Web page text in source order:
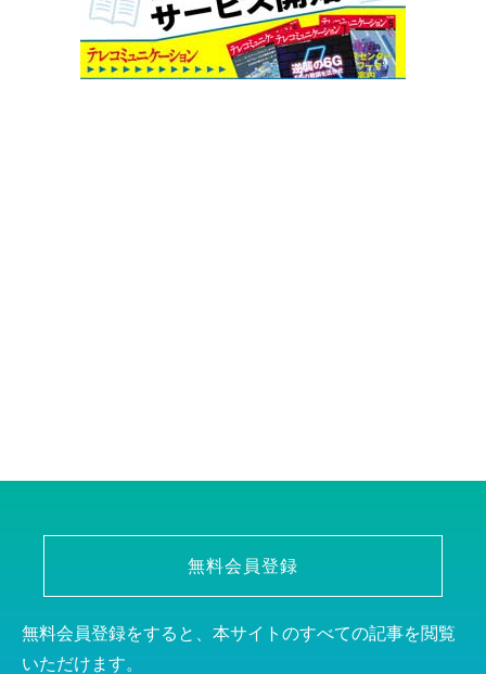
無料会員登録
無料会員登録をすると、本サイトのすべての記事を閲覧
いただけます。